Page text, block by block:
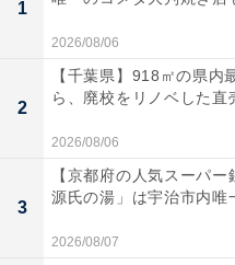
います。娘はこれまでに
英語学習自体には前向き
たい」と意欲を見せてい
現在は早稲田アカデミー
から塾の4科目（国算理
た。特に算数の平面図形
1
2026/08/06
2
【千葉県】918㎡の県内
ら、廃校をリノベした直
2026/08/06
3
【京都府の人気スーパ
源氏の湯」は宇治市内唯
2026/08/07